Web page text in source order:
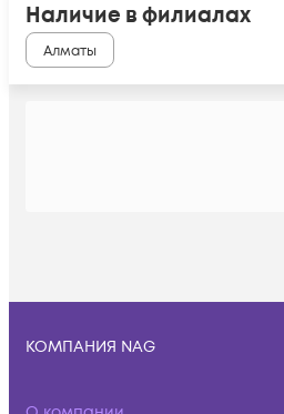
Наличие в филиалах
Алматы
КОМПАНИЯ NAG